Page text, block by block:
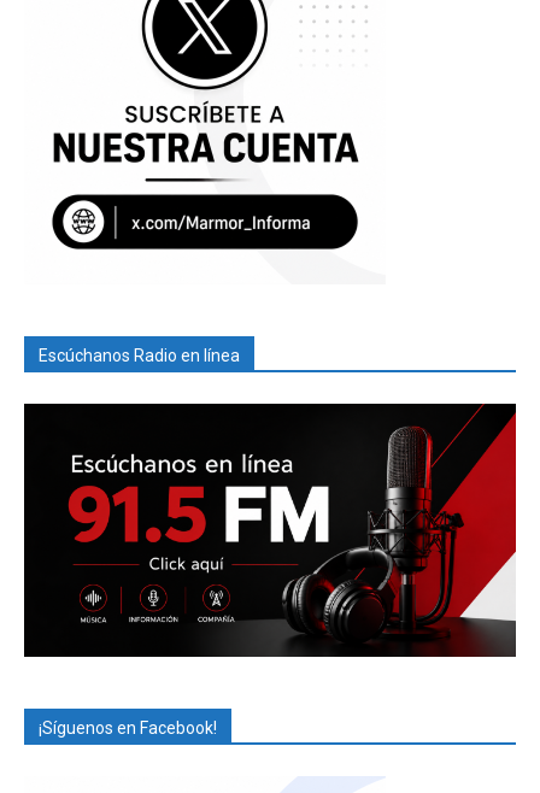
Escúchanos Radio en línea
¡Síguenos en Facebook!